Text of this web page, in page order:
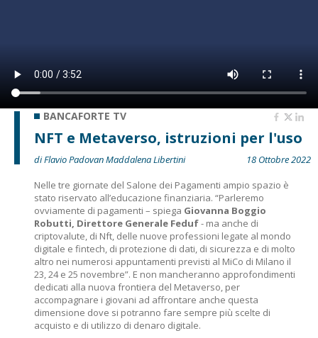
BANCAFORTE TV
NFT e Metaverso, istruzioni per l'uso
di Flavio Padovan Maddalena Libertini
18 Ottobre 2022
Nelle tre giornate del Salone dei Pagamenti ampio spazio è
stato riservato all’educazione finanziaria. “Parleremo
ovviamente di pagamenti – spiega Giovanna Boggio
Robutti, Direttore Generale Feduf- ma anche di
criptovalute, di Nft, delle nuove professioni legate al mondo
digitale e fintech, di protezione di dati, di sicurezza e di molto
altro nei numerosi appuntamenti previsti al MiCo di Milano il
23, 24 e 25 novembre”. E non mancheranno approfondimenti
dedicati alla nuova frontiera del Metaverso, per
accompagnare i giovani ad affrontare anche questa
dimensione dove si potranno fare sempre più scelte di
acquisto e di utilizzo di denaro digitale.